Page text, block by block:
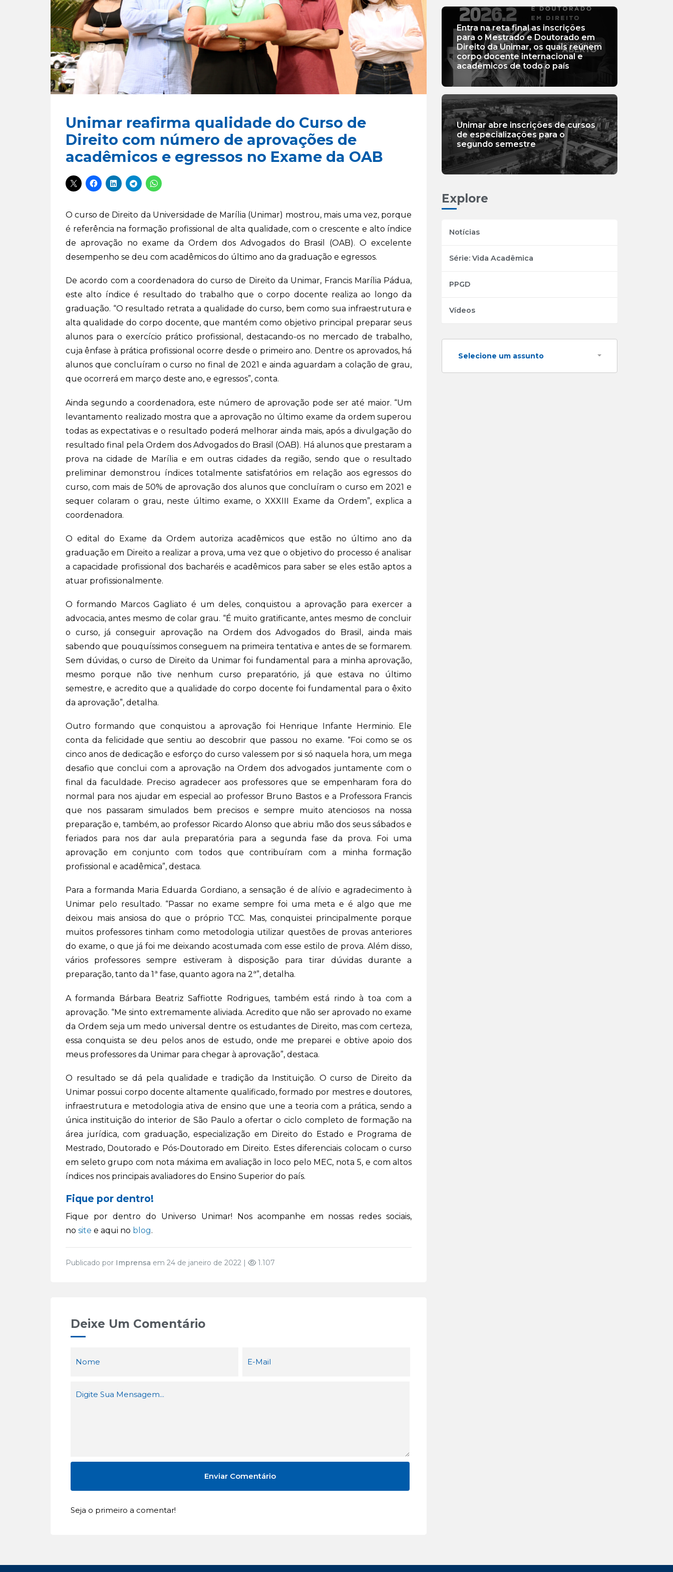
Unimar reafirma qualidade do Curso de
Direito com número de aprovações de
acadêmicos e egressos no Exame da OAB
O curso de Direito da Universidade de Marília (Unimar) mostrou, mais uma vez, porque
é referência na formação profissional de alta qualidade, com o crescente e alto índice
de aprovação no exame da Ordem dos Advogados do Brasil (OAB). O excelente
desempenho se deu com acadêmicos do último ano da graduação e egressos.
De acordo com a coordenadora do curso de Direito da Unimar, Francis Marília Pádua,
este alto índice é resultado do trabalho que o corpo docente realiza ao longo da
graduação. “O resultado retrata a qualidade do curso, bem como sua infraestrutura e
alta qualidade do corpo docente, que mantém como objetivo principal preparar seus
alunos para o exercício prático profissional, destacando-os no mercado de trabalho,
cuja ênfase à prática profissional ocorre desde o primeiro ano. Dentre os aprovados, há
alunos que concluíram o curso no final de 2021 e ainda aguardam a colação de grau,
que ocorrerá em março deste ano, e egressos”, conta.
Ainda segundo a coordenadora, este número de aprovação pode ser até maior. “Um
levantamento realizado mostra que a aprovação no último exame da ordem superou
todas as expectativas e o resultado poderá melhorar ainda mais, após a divulgação do
resultado final pela Ordem dos Advogados do Brasil (OAB). Há alunos que prestaram a
prova na cidade de Marília e em outras cidades da região, sendo que o resultado
preliminar demonstrou índices totalmente satisfatórios em relação aos egressos do
curso, com mais de 50% de aprovação dos alunos que concluíram o curso em 2021 e
sequer colaram o grau, neste último exame, o XXXIII Exame da Ordem”, explica a
coordenadora.
O edital do Exame da Ordem autoriza acadêmicos que estão no último ano da
graduação em Direito a realizar a prova, uma vez que o objetivo do processo é analisar
a capacidade profissional dos bacharéis e acadêmicos para saber se eles estão aptos a
atuar profissionalmente.
O formando Marcos Gagliato é um deles, conquistou a aprovação para exercer a
advocacia, antes mesmo de colar grau. “É muito gratificante, antes mesmo de concluir
o curso, já conseguir aprovação na Ordem dos Advogados do Brasil, ainda mais
sabendo que pouquíssimos conseguem na primeira tentativa e antes de se formarem.
Sem dúvidas, o curso de Direito da Unimar foi fundamental para a minha aprovação,
mesmo porque não tive nenhum curso preparatório, já que estava no último
semestre, e acredito que a qualidade do corpo docente foi fundamental para o êxito
da aprovação”, detalha.
Outro formando que conquistou a aprovação foi Henrique Infante Herminio. Ele
conta da felicidade que sentiu ao descobrir que passou no exame. “Foi como se os
cinco anos de dedicação e esforço do curso valessem por si só naquela hora, um mega
desafio que conclui com a aprovação na Ordem dos advogados juntamente com o
final da faculdade. Preciso agradecer aos professores que se empenharam fora do
normal para nos ajudar em especial ao professor Bruno Bastos e a Professora Francis
que nos passaram simulados bem precisos e sempre muito atenciosos na nossa
preparação e, também, ao professor Ricardo Alonso que abriu mão dos seus sábados e
feriados para nos dar aula preparatória para a segunda fase da prova. Foi uma
aprovação em conjunto com todos que contribuíram com a minha formação
profissional e acadêmica”, destaca.
Para a formanda Maria Eduarda Gordiano, a sensação é de alívio e agradecimento à
Unimar pelo resultado. “Passar no exame sempre foi uma meta e é algo que me
deixou mais ansiosa do que o próprio TCC. Mas, conquistei principalmente porque
muitos professores tinham como metodologia utilizar questões de provas anteriores
do exame, o que já foi me deixando acostumada com esse estilo de prova. Além disso,
vários professores sempre estiveram à disposição para tirar dúvidas durante a
preparação, tanto da 1ª fase, quanto agora na 2ª”, detalha.
A formanda Bárbara Beatriz Saffiotte Rodrigues, também está rindo à toa com a
aprovação. “Me sinto extremamente aliviada. Acredito que não ser aprovado no exame
da Ordem seja um medo universal dentre os estudantes de Direito, mas com certeza,
essa conquista se deu pelos anos de estudo, onde me preparei e obtive apoio dos
meus professores da Unimar para chegar à aprovação”, destaca.
O resultado se dá pela qualidade e tradição da Instituição. O curso de Direito da
Unimar possui corpo docente altamente qualificado, formado por mestres e doutores,
infraestrutura e metodologia ativa de ensino que une a teoria com a prática, sendo a
única instituição do interior de São Paulo a ofertar o ciclo completo de formação na
área jurídica, com graduação, especialização em Direito do Estado e Programa de
Mestrado, Doutorado e Pós-Doutorado em Direito. Estes diferenciais colocam o curso
em seleto grupo com nota máxima em avaliação in loco pelo MEC, nota 5, e com altos
índices nos principais avaliadores do Ensino Superior do país.
Fique por dentro!
Fique por dentro do Universo Unimar! Nos acompanhe em nossas redes sociais,
no site e aqui no blog.
Publicado por Imprensa em 24 de janeiro de 2022 | 1.107
Deixe Um Comentário
Seja o primeiro a comentar!
Entra na reta final as inscrições
para o Mestrado e Doutorado em
Direito da Unimar, os quais reúnem
corpo docente internacional e
acadêmicos de todo o país
Unimar abre inscrições de cursos
de especializações para o
segundo semestre
Explore
Notícias
Série: Vida Acadêmica
PPGD
Vídeos
Selecione um assunto